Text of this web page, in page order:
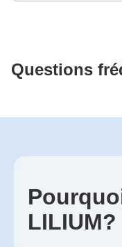
Questions
LILIUM?